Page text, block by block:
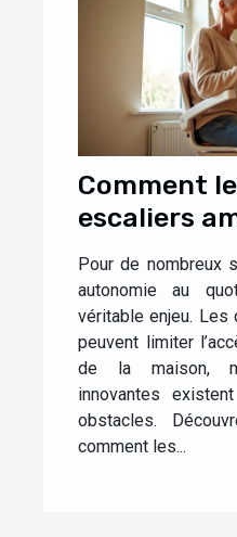
Comment
escaliers
l'autonomie
?
Pour de nombreux
autonomie au
véritable enjeu.
peuvent limiter
de la maison,
innovantes
obstacles.
comment les...